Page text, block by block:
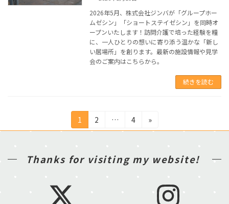
2026年5月、株式会社ジンバが「グループホー
ムゼシン」「ショートステイゼシン」を同時オ
ープンいたします！訪問介護で培った経験を糧
に、一人ひとりの想いに寄り添う温かな「新し
い居場所」を創ります。最新の施設情報や見学
会のご案内はこちらから。
続きを読む
の
固
定
ジ
1
固
定
ジ
2 …
固
定
ジ
4 »
Thanks for visiting my website!